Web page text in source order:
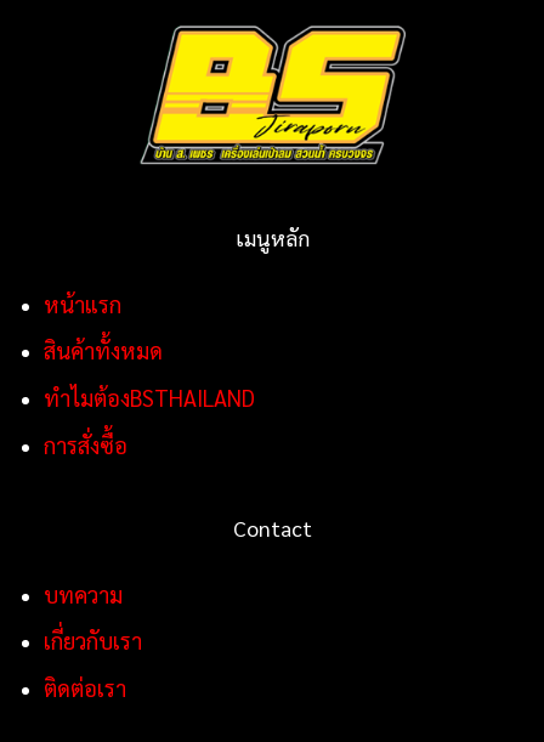
เมนูหลัก
หน้าแรก
สินค้าทั้งหมด
ทำไมต้องBSTHAILAND
การสั่งซื้อ
Contact
บทความ
เกี่ยวกับเรา
ติดต่อเรา